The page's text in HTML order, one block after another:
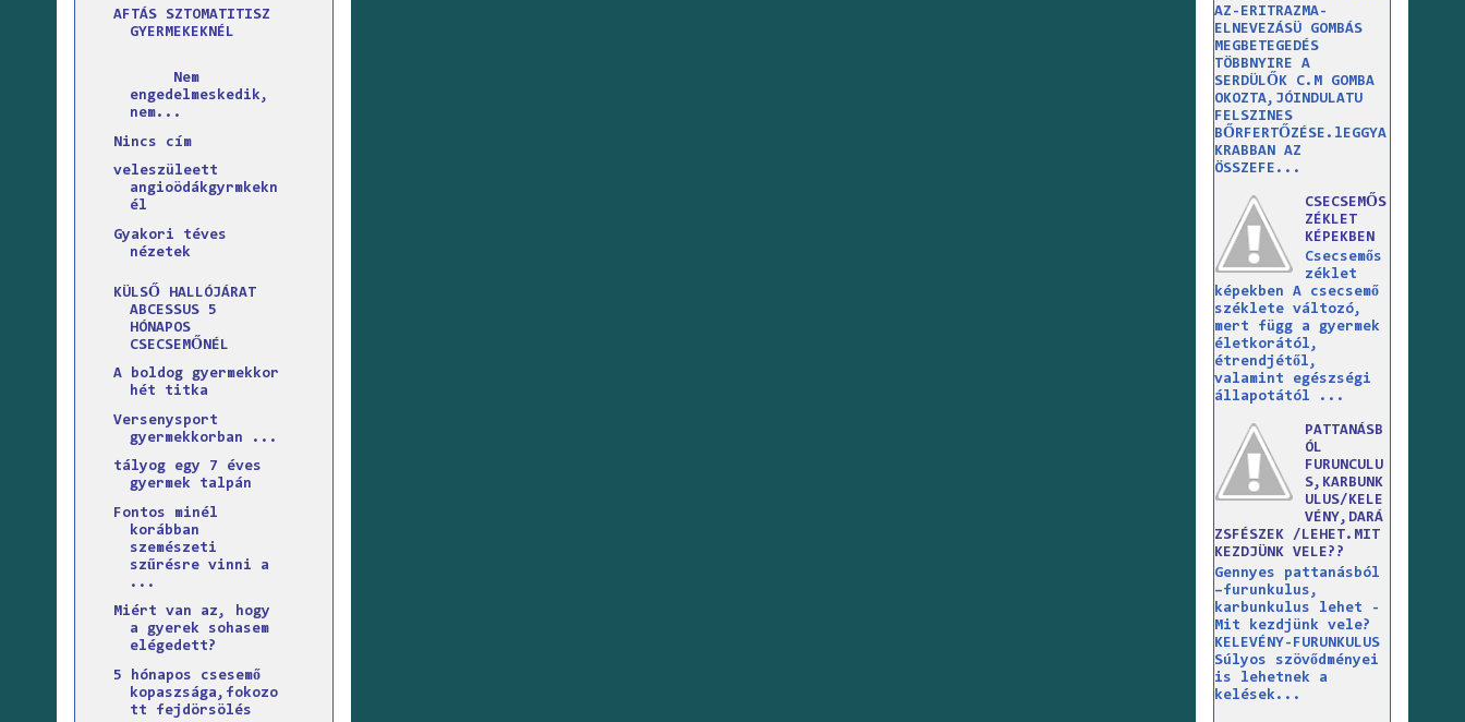
AFTÁS SZTOMATITISZ
GYERMEKEKNÉL
Nem
engedelmeskedik,
nem...
Nincs cím
veleszüleett
angioödákgyrmkekn
él
Gyakori téves
nézetek
KÜLSŐ HALLÓJÁRAT
ABCESSUS 5
HÓNAPOS
CSECSEMŐNÉL
A boldog gyermekkor
hét titka
Versenysport
gyermekkorban ...
tályog egy 7 éves
gyermek talpán
Fontos minél
korábban
szemészeti
szűrésre vinni a
...
Miért van az, hogy
a gyerek sohasem
elégedett?
5 hónapos csesemő
kopaszsága,fokozo
tt fejdörsölés
AZ-ERITRAZMA-
ELNEVEZÁSÜ GOMBÁS
MEGBETEGEDÉS
TÖBBNYIRE A
SERDÜLŐK C.M GOMBA
OKOZTA,JÓINDULATU
FELSZINES
BŐRFERTŐZÉSE.lEGGYA
KRABBAN AZ
ÖSSZEFE...
CSECSEMŐS
ZÉKLET
KÉPEKBEN
Csecsemős
zéklet
képekben A csecsemő
széklete változó,
mert függ a gyermek
életkorától,
étrendjétől,
valamint egészségi
állapotától ...
PATTANÁSB
ÓL
FURUNCULU
S,KARBUNK
ULUS/KELE
VÉNY,DARÁ
ZSFÉSZEK /LEHET.MIT
KEZDJÜNK VELE??
Gennyes pattanásból
–furunkulus,
karbunkulus lehet -
Mit kezdjünk vele?
KELEVÉNY-FURUNKULUS
Súlyos szövődményei
is lehetnek a
kelések...